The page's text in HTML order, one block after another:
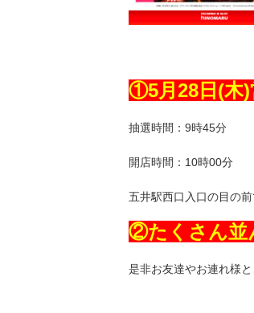
①5月28 日(木)
抽選時間：9時45分
開店時間：10時00分
五井駅西口入口の目の前
②たくさん並
是非お友達やお連れ様